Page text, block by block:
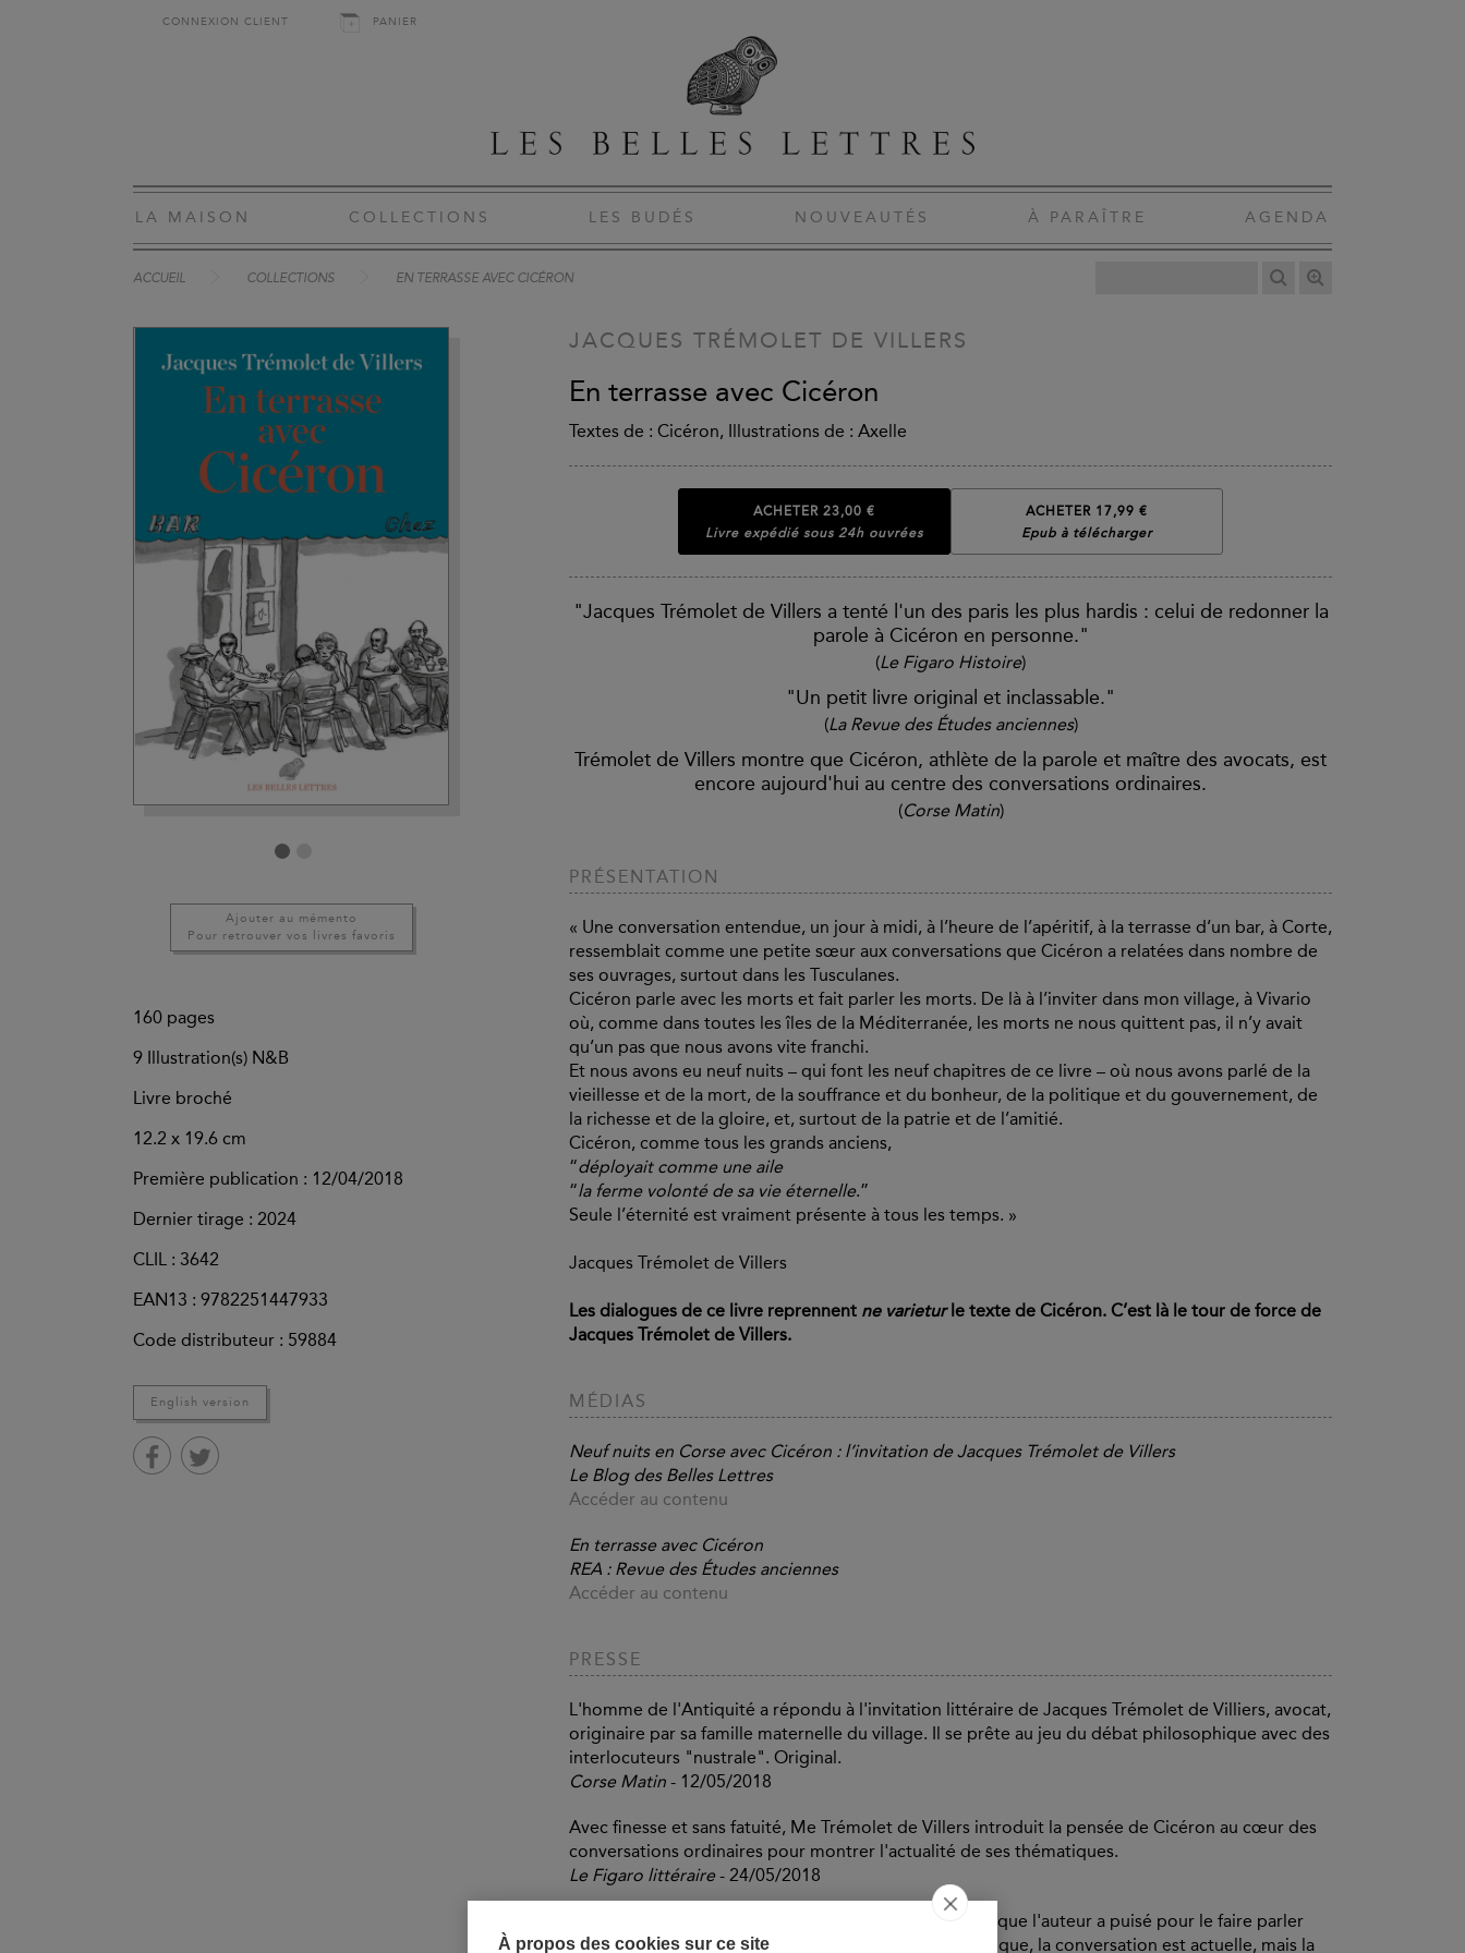
À propos des cookies sur ce site
CONNEXION CLIENT PANIER
LA MAISON COLLECTIONS LES BUDÉS NOUVEAUTÉS À PARAÎTRE AGENDA
ACCUEIL COLLECTIONS EN TERRASSE AVEC CICÉRON
Ajouter au mémento
Pour retrouver vos livres favoris
160 pages
9 Illustration(s) N&B
Livre broché
12.2 x 19.6 cm
Première publication : 12/04/2018
Dernier tirage : 2024
CLIL : 3642
EAN13 : 9782251447933
Code distributeur : 59884
English version
JACQUES TRÉMOLET DE VILLERS
En terrasse avec Cicéron
Textes de : Cicéron, Illustrations de : Axelle
ACHETER 23,00 €
Livre expédié sous 24h ouvrées
ACHETER 17,99 €
Epub à télécharger
"Jacques Trémolet de Villers a tenté l'un des paris les plus hardis : celui de redonner la
parole à Cicéron en personne."
(Le Figaro Histoire)
"Un petit livre original et inclassable."
(La Revue des Études anciennes)
Trémolet de Villers montre que Cicéron, athlète de la parole et maître des avocats, est
encore aujourd'hui au centre des conversations ordinaires.
(Corse Matin)
PRÉSENTATION
« Une conversation entendue, un jour à midi, à l’heure de l’apéritif, à la terrasse d’un bar, à Corte,
ressemblait comme une petite sœur aux conversations que Cicéron a relatées dans nombre de
ses ouvrages, surtout dans les Tusculanes.
Cicéron parle avec les morts et fait parler les morts. De là à l’inviter dans mon village, à Vivario
où, comme dans toutes les îles de la Méditerranée, les morts ne nous quittent pas, il n’y avait
qu’un pas que nous avons vite franchi.
Et nous avons eu neuf nuits – qui font les neuf chapitres de ce livre – où nous avons parlé de la
vieillesse et de la mort, de la souffrance et du bonheur, de la politique et du gouvernement, de
la richesse et de la gloire, et, surtout de la patrie et de l’amitié.
Cicéron, comme tous les grands anciens,
“déployait comme une aile
“la ferme volonté de sa vie éternelle.”
Seule l’éternité est vraiment présente à tous les temps. »
Jacques Trémolet de Villers
Les dialogues de ce livre reprennent ne varieturle texte de Cicéron. C’est là le tour de force de
Jacques Trémolet de Villers.
MÉDIAS
Neuf nuits en Corse avec Cicéron : l’invitation de Jacques Trémolet de Villers
Le Blog des Belles Lettres
Accéder au contenu
En terrasse avec Cicéron
REA : Revue des Études anciennes
Accéder au contenu
PRESSE
L'homme de l'Antiquité a répondu à l'invitation littéraire de Jacques Trémolet de Villiers, avocat,
originaire par sa famille maternelle du village. Il se prête au jeu du débat philosophique avec des
interlocuteurs "nustrale". Original.
Corse Matin - 12/05/2018
Avec finesse et sans fatuité, Me Trémolet de Villers introduit la pensée de Cicéron au cœur des
conversations ordinaires pour montrer l'actualité de ses thématiques.
Le Figaro littéraire- 24/05/2018
Rien d'inventé dans les propos du rhéteur romain puisque l'auteur a puisé pour le faire parler
dans ses ouvrages. La sagesse qui s'en dégage est antique, la conversation est actuelle, mais la